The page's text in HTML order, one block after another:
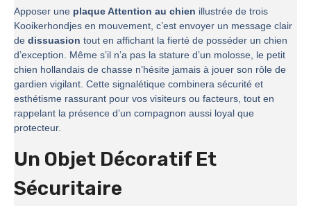
Apposer une plaque Attention au chien illustrée de trois
Kooikerhondjes en mouvement, c’est envoyer un message clair
de dissuasion tout en affichant la fierté de posséder un chien
d’exception. Même s’il n’a pas la stature d’un molosse, le petit
chien hollandais de chasse n’hésite jamais à jouer son rôle de
gardien vigilant. Cette signalétique combinera sécurité et
esthétisme rassurant pour vos visiteurs ou facteurs, tout en
rappelant la présence d’un compagnon aussi loyal que
protecteur.
Un Objet Décoratif Et
Sécuritaire